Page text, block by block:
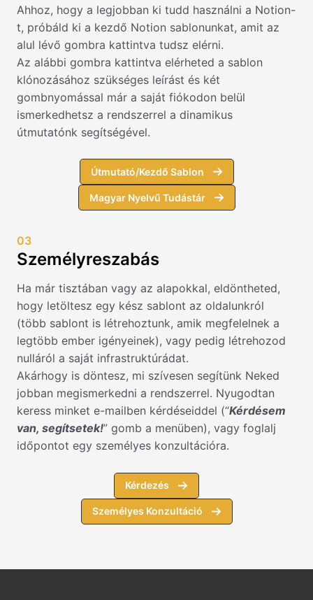
Ahhoz, hogy a legjobban ki tudd használni a Notion-
t, próbáld ki a kezdő Notion sablonunkat, amit az
alul lévő gombra kattintva tudsz elérni.
Az alábbi gombra kattintva elérheted a sablon
klónozásához szükséges leírást és két
gombnyomással már a saját fiókodon belül
ismerkedhetsz a rendszerrel a dinamikus
útmutatónk segítségével.
Útmutató/Kezdő Sablon
Magyar Nyelvű Tudástár
03
Személyreszabás
Ha már tisztában vagy az alapokkal, eldöntheted,
hogy letöltesz egy kész sablont az oldalunkról
(több sablont is létrehoztunk, amik megfelelnek a
legtöbb ember igényeinek), vagy pedig létrehozod
nulláról a saját infrastruktúrádat.
Akárhogy is döntesz, mi szívesen segítünk Neked
jobban megismerkedni a rendszerrel. Nyugodtan
keress minket e-mailben kérdéseiddel (“Kérdésem
van, segítsetek!” gomb a menüben), vagy foglalj
időpontot egy személyes konzultációra.
Kérdezés
Személyes Konzultáció